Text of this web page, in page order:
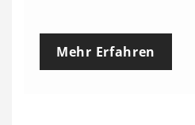
Mehr Erfahren